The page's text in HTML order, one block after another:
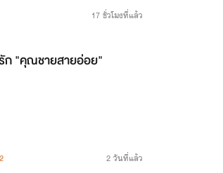
17 ชั่วโมงที่แล้ว
ก "คุณชายสายอ่อย"
2 วันที่แล้ว